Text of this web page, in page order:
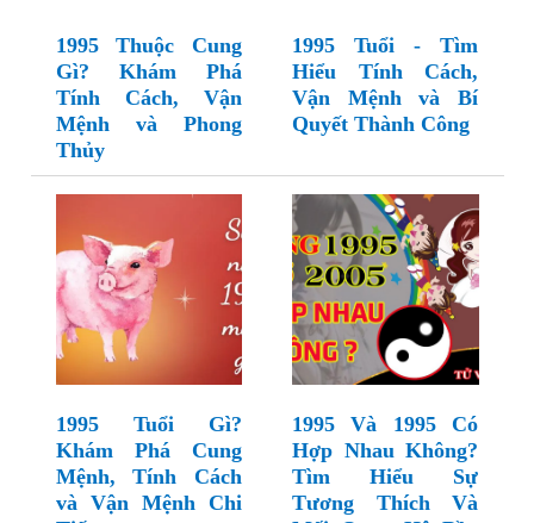
1995 Thuộc Cung
Gì? Khám Phá
Tính Cách, Vận
Mệnh và Phong
Thủy
1995 Tuổi - Tìm
Hiểu Tính Cách,
Vận Mệnh và Bí
Quyết Thành Công
1995 Tuổi Gì?
Khám Phá Cung
Mệnh, Tính Cách
và Vận Mệnh Chi
1995 Và 1995 Có
Hợp Nhau Không?
Tìm Hiểu Sự
Tương Thích Và